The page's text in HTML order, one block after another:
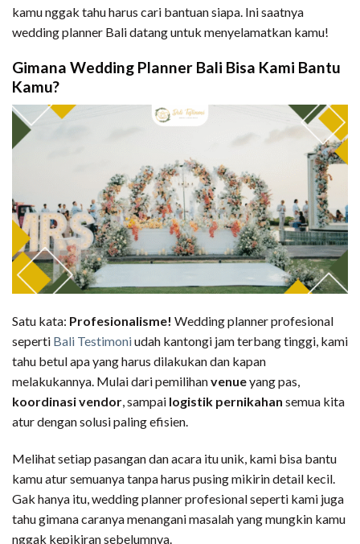
kamu nggak tahu harus cari bantuan siapa. Ini saatnya
wedding planner Bali datang untuk menyelamatkan kamu!
Gimana Wedding Planner Bali Bisa Kami Bantu
Kamu?
Satu kata: Profesionalisme! Wedding planner profesional
seperti Bali Testimoniudah kantongi jam terbang tinggi, kami
tahu betul apa yang harus dilakukan dan kapan
melakukannya. Mulai dari pemilihanvenueyang pas,
koordinasi vendor, sampai logistik pernikahan semua kita
aturdengansolusi paling efisien.
Melihat setiap pasangan dan acara itu unik, kami bisa bantu
kamu atur semuanya tanpa harus pusing mikirin detail kecil.
Gak hanya itu, wedding planner profesional seperti kami juga
tahu gimana caranya menangani masalah yang mungkin kamu
nggak kepikiran sebelumnya.